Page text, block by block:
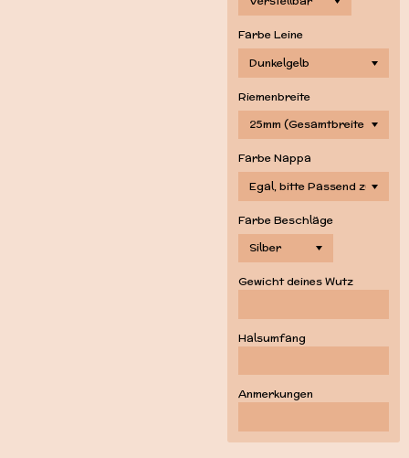
Farbe Leine
Riemenbreite
Farbe Nappa
Farbe Beschläge
Gewicht deines Wutz
Halsumfang
Anmerkungen